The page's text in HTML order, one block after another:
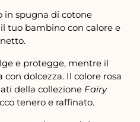
in spugna di cotone
tuo bambino con calore e
e protegge, mentre il
dolcezza. Il colore rosa
della collezione Fairy
tenero e raffinato.